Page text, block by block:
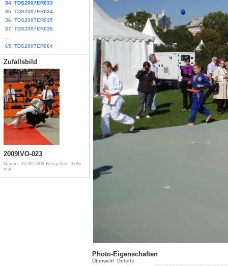
34. TDS2007ER033
35. TDS2007ER034
36. TDS2007ER035
37. TDS2007ER036
65. TDS2007ER064
Zufallsbild
2009IVO-023
Datum: 26.09.2009 Betrachtet: 3796
mal
Photo-Eigenschaften
Übersicht Details